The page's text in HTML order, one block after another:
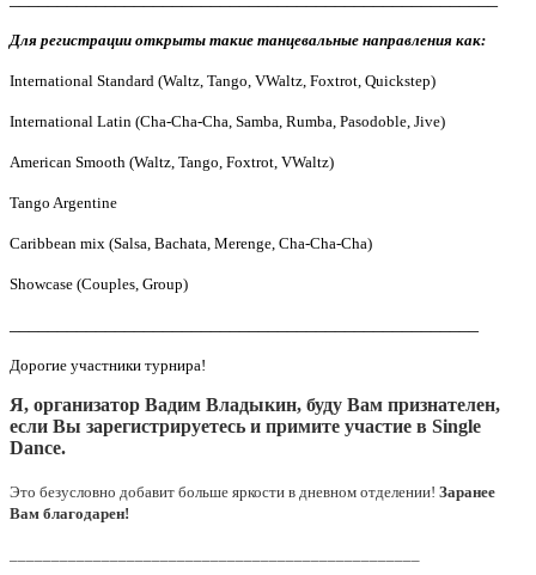
Для регистрации открыты такие танцевальные направления как:
International Standard (Waltz, Tango, VWaltz, Foxtrot, Quickstep)
International Latin (Cha-Cha-Cha, Samba, Rumba, Pasodoble, Jive)
American Smooth (Waltz, Tango, Foxtrot, VWaltz)
Tango Argentine
Caribbean mix (Salsa, Bachata, Merenge, Cha-Cha-Cha)
Showcase (Couples, Group)
Дорогие участники турнира!
Я, организатор Вадим Владыкин, буду Вам признателен,
если Вы зарегистрируетесь и примите участие в Single
Dance.
Это безусловно добавит больше яркости в дневном отделении! Заранее
Вам благодарен!